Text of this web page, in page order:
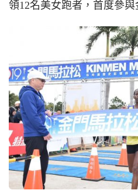
領12名美女跑者，首度參